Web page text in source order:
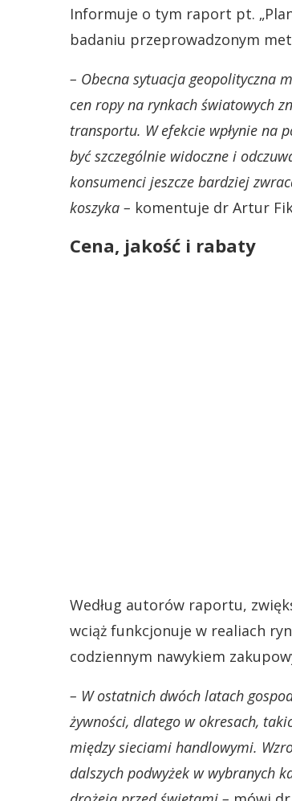
Informuje o tym raport pt.
badaniu przeprowadzonym
– Obecna sytuacja geopolityczna
cen ropy na rynkach światowych
transportu. W efekcie wpłynie na
być szczególnie widoczne i
konsumenci jeszcze bardziej
koszyka – komentuje dr Artur
Cena, jakość i rabaty
Według autorów raportu,
wciąż funkcjonuje w realiach
codziennym nawykiem
– W ostatnich dwóch latach
żywności, dlatego w okresach,
między sieciami handlowymi.
dalszych podwyżek w wybranych